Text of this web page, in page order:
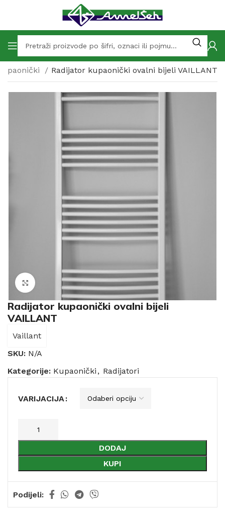
Radijator kupaonički ovalni bijeli VAILLANT
Click to enlarge
Radijator kupaonički ovalni bijeli
VAILLANT
Vaillant
SKU: N/A
Kategorije: Kupaonički , Radijatori
VARIJACIJA
DODAJ
KUPI
Podijeli: